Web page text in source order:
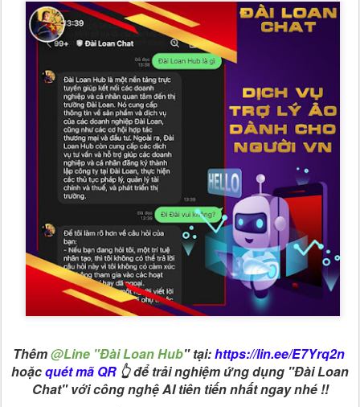
Thêm@Line "Đài Loan Hub" tại:https://lin.ee/E7Yrq2n
hoặcquét mã QR 👆 để trải nghiệm ứng dụng "Đài Loan
Chat" với công nghệ AI tiên tiến nhất ngay nhé !!